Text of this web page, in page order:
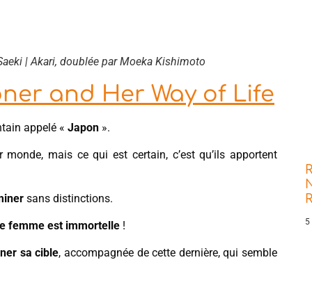
| Akari, doublée par Moeka Kishimoto
and Her Way of Life
appelé « Japon ».
mais ce qui est certain, c’est qu’ils apportent
sans distinctions.
femme est immortelle !
sa cible, accompagnée de cette dernière, qui semble
5